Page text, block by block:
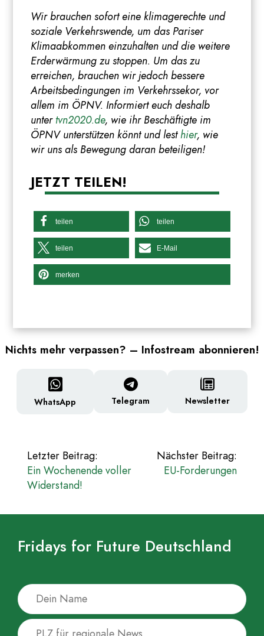
Wir brauchen sofort eine klimagerechte und
soziale Verkehrswende, um das Pariser
Klimaabkommen einzuhalten und die weitere
Erderwärmung zu stoppen. Um das zu
erreichen, brauchen wir jedoch bessere
Arbeitsbedingungen im Verkehrssekor, vor
allem im ÖPNV. Informiert euch deshalb
untertvn2020.de, wie ihr Beschäftigte im
ÖPNV unterstützen könnt und lesthier, wie
wir uns als Bewegung daran beteiligen!
JETZT TEILEN!
teilen teilen
teilen E-Mail
merken
Nichts mehr verpassen? – Infostream abonnieren!
WhatsApp Telegram Newsletter
Beitragsnavigation
Letzter Beitrag:
Ein Wochenende voller
Widerstand!
Nächster Beitrag:
EU-Forderungen
Fridays for Future Deutschland